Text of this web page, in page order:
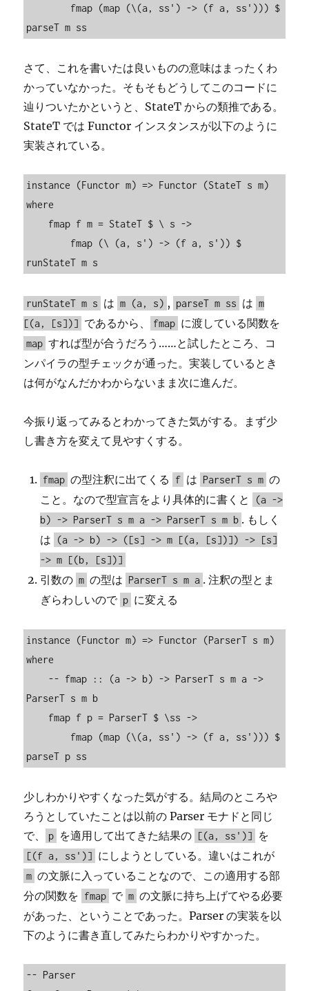
parseT m ss
さて、これを書いたは良いものの意味はまったくわ
かっていなかった。そもそもどうしてこのコードに
辿りついたかというと、StateT からの類推である。
StateT では Functor インスタンスが以下のように
実装されている。
instance (Functor m) => Functor (StateT s m)
where
runStateT m s
runStateT m s は m (a, s) , parseT m ss は m
[(a, [s])] であるから、 fmap に渡している関数を
map すれば型が合うだろう……と試したところ、コ
ンパイラの型チェックが通った。実装しているとき
は何がなんだかわからないまま次に進んだ。
今振り返ってみるとわかってきた気がする。まず少
し書き方を変えて見やすくする。
fmap の型注釈に出てくる f は ParserT s m の
こと。なので型宣言をより具体的に書くと
(a ->
b) -> ParserT s m a -> ParserT s m b . もしく
は
(a -> b) -> ([s] -> m [(a, [s])]) -> [s]
-> m [(b, [s])]
引数の m の型は ParserT s m a . 注釈の型とま
ぎらわしいので p に変える
instance (Functor m) => Functor (ParserT s m)
where
ParserT s m b
parseT p ss
少しわかりやすくなった気がする。結局のところや
ろうとしていたことは以前の Parser モナドと同じ
で、
p を適用して出てきた結果の [(a, ss')] を
[(f a, ss')] にしようとしている。違いはこれが
m の文脈に入っていることなので、この適用する部
分の関数を fmap で m の文脈に持ち上げてやる必要
があった、ということであった。Parser の実装を以
下のように書き直してみたらわかりやすかった。
-- Parser